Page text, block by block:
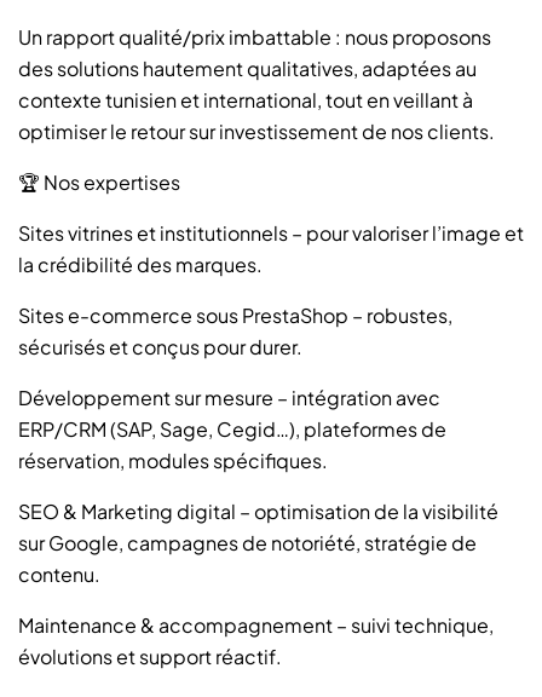
Un rapport qualité/prix imbattable : nous proposons
des solutions hautement qualitatives, adaptées au
contexte tunisien et international, tout en veillant à
optimiser le retour sur investissement de nos clients.
🏆 Nos expertises
Sites vitrines et institutionnels – pour valoriser l’image et
la crédibilité des marques.
Sites e-commerce sous PrestaShop – robustes,
sécurisés et conçus pour durer.
Développement sur mesure – intégration avec
ERP/CRM (SAP, Sage, Cegid…), plateformes de
réservation, modules spécifiques.
SEO & Marketing digital – optimisation de la visibilité
sur Google, campagnes de notoriété, stratégie de
contenu.
Maintenance & accompagnement – suivi technique,
évolutions et support réactif.